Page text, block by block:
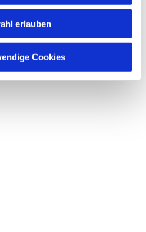
erlauben
Cookies
Sie auch